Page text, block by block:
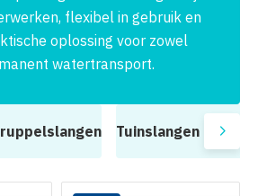
flexibel in gebruik en
oplossing voor zowel
watertransport.
Tuinslangen &